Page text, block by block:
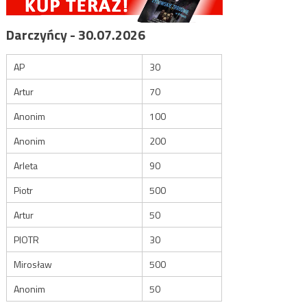
Darczyńcy - 30.07.2026
AP
30
Artur
70
Anonim
100
Anonim
200
Arleta
90
Piotr
500
Artur
50
PIOTR
30
Mirosław
500
Anonim
50